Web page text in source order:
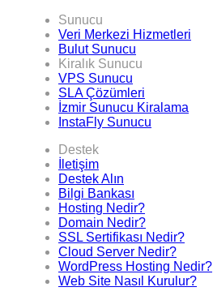
Sunucu
Veri Merkezi Hizmetleri
Bulut Sunucu
Kiralık Sunucu
VPS Sunucu
SLA Çözümleri
İzmir Sunucu Kiralama
InstaFly Sunucu
Destek
İletişim
Destek Alın
Bilgi Bankası
Hosting Nedir?
Domain Nedir?
SSL Sertifikası Nedir?
Cloud Server Nedir?
WordPress Hosting Nedir?
Web Site Nasıl Kurulur?